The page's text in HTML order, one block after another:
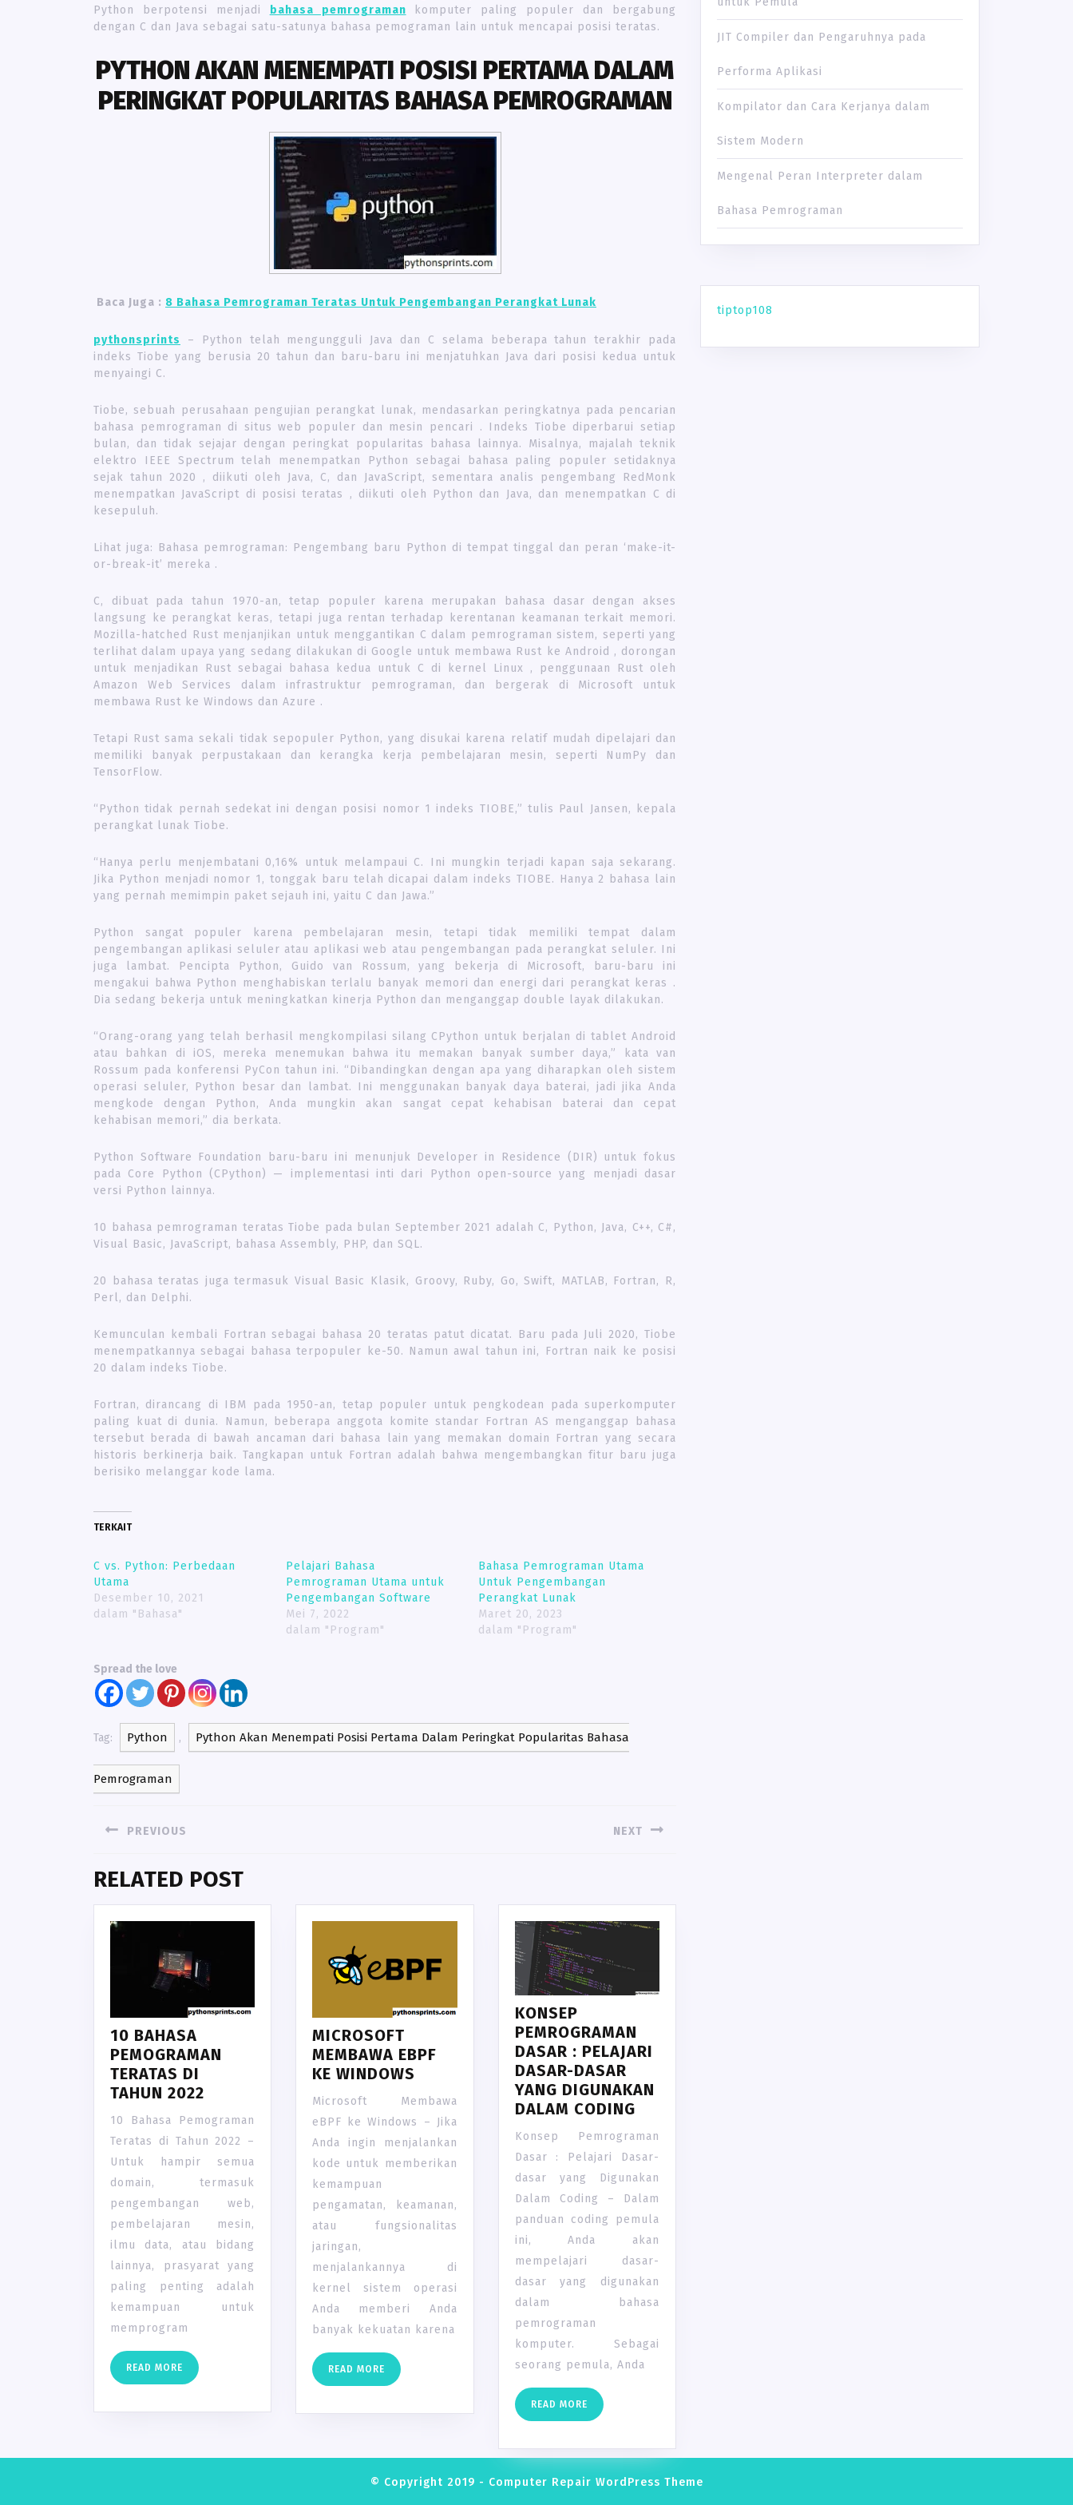
Python berpotensi menjadi bahasa pemrograman komputer paling populer dan bergabung
dengan C dan Java sebagai satu-satunya bahasa pemograman lain untuk mencapai posisi teratas.
PYTHON AKAN MENEMPATI POSISI PERTAMA DALAM
PERINGKAT POPULARITAS BAHASA PEMROGRAMAN
Baca Juga : 8 Bahasa Pemrograman Teratas Untuk Pengembangan Perangkat Lunak
pythonsprints
– Python telah mengungguli Java dan C selama beberapa tahun terakhir pada
indeks Tiobe yang berusia 20 tahun dan baru-baru ini menjatuhkan Java dari posisi kedua untuk
menyaingi C.
Tiobe, sebuah perusahaan pengujian perangkat lunak, mendasarkan peringkatnya pada pencarian
bahasa pemrograman di situs web populer dan mesin pencari . Indeks Tiobe diperbarui setiap
bulan, dan tidak sejajar dengan peringkat popularitas bahasa lainnya. Misalnya, majalah teknik
elektro IEEE Spectrum telah menempatkan Python sebagai bahasa paling populer setidaknya
sejak tahun 2020 , diikuti oleh Java, C, dan JavaScript, sementara analis pengembang RedMonk
menempatkan JavaScript di posisi teratas , diikuti oleh Python dan Java, dan menempatkan C di
kesepuluh.
Lihat juga: Bahasa pemrograman: Pengembang baru Python di tempat tinggal dan peran ‘make-it-
or-break-it’ mereka .
C, dibuat pada tahun 1970-an, tetap populer karena merupakan bahasa dasar dengan akses
langsung ke perangkat keras, tetapi juga rentan terhadap kerentanan keamanan terkait memori.
Mozilla-hatched Rust menjanjikan untuk menggantikan C dalam pemrograman sistem, seperti yang
terlihat dalam upaya yang sedang dilakukan di Google untuk membawa Rust ke Android , dorongan
untuk menjadikan Rust sebagai bahasa kedua untuk C di kernel Linux , penggunaan Rust oleh
Amazon Web Services dalam infrastruktur pemrograman, dan bergerak di Microsoft untuk
membawa Rust ke Windows dan Azure .
Tetapi Rust sama sekali tidak sepopuler Python, yang disukai karena relatif mudah dipelajari dan
memiliki banyak perpustakaan dan kerangka kerja pembelajaran mesin, seperti NumPy dan
TensorFlow.
“Python tidak pernah sedekat ini dengan posisi nomor 1 indeks TIOBE,” tulis Paul Jansen, kepala
perangkat lunak Tiobe.
“Hanya perlu menjembatani 0,16% untuk melampaui C. Ini mungkin terjadi kapan saja sekarang.
Jika Python menjadi nomor 1, tonggak baru telah dicapai dalam indeks TIOBE. Hanya 2 bahasa lain
yang pernah memimpin paket sejauh ini, yaitu C dan Jawa.”
Python sangat populer karena pembelajaran mesin, tetapi tidak memiliki tempat dalam
pengembangan aplikasi seluler atau aplikasi web atau pengembangan pada perangkat seluler. Ini
juga lambat. Pencipta Python, Guido van Rossum, yang bekerja di Microsoft, baru-baru ini
mengakui bahwa Python menghabiskan terlalu banyak memori dan energi dari perangkat keras .
Dia sedang bekerja untuk meningkatkan kinerja Python dan menganggap double layak dilakukan.
“Orang-orang yang telah berhasil mengkompilasi silang CPython untuk berjalan di tablet Android
atau bahkan di iOS, mereka menemukan bahwa itu memakan banyak sumber daya,” kata van
Rossum pada konferensi PyCon tahun ini. “Dibandingkan dengan apa yang diharapkan oleh sistem
operasi seluler, Python besar dan lambat. Ini menggunakan banyak daya baterai, jadi jika Anda
mengkode dengan Python, Anda mungkin akan sangat cepat kehabisan baterai dan cepat
kehabisan memori,” dia berkata.
Python Software Foundation baru-baru ini menunjuk Developer in Residence (DIR) untuk fokus
pada Core Python (CPython) — implementasi inti dari Python open-source yang menjadi dasar
versi Python lainnya.
10 bahasa pemrograman teratas Tiobe pada bulan September 2021 adalah C, Python, Java, C++, C#,
Visual Basic, JavaScript, bahasa Assembly, PHP, dan SQL.
20 bahasa teratas juga termasuk Visual Basic Klasik, Groovy, Ruby, Go, Swift, MATLAB, Fortran, R,
Perl, dan Delphi.
Kemunculan kembali Fortran sebagai bahasa 20 teratas patut dicatat. Baru pada Juli 2020, Tiobe
menempatkannya sebagai bahasa terpopuler ke-50. Namun awal tahun ini, Fortran naik ke posisi
20 dalam indeks Tiobe.
Fortran, dirancang di IBM pada 1950-an, tetap populer untuk pengkodean pada superkomputer
paling kuat di dunia. Namun, beberapa anggota komite standar Fortran AS menganggap bahasa
tersebut berada di bawah ancaman dari bahasa lain yang memakan domain Fortran yang secara
historis berkinerja baik. Tangkapan untuk Fortran adalah bahwa mengembangkan fitur baru juga
berisiko melanggar kode lama.
TERKAIT
C vs. Python: Perbedaan
Utama
Desember 10, 2021
dalam "Bahasa"
Pelajari Bahasa
Pemrograman Utama untuk
Pengembangan Software
Mei 7, 2022
dalam "Program"
Bahasa Pemrograman Utama
Untuk Pengembangan
Perangkat Lunak
Maret 20, 2023
dalam "Program"
Spread the love
Tag: Python , Python Akan Menempati Posisi Pertama Dalam Peringkat Popularitas Bahasa
Pemrograman
POSPREVIOUS
post:
NEXT
RELATED POST
10 BAHASA
PEMOGRAMAN
TERATAS DI
TAHUN 2022
10 Bahasa Pemograman
Teratas di Tahun 2022 –
Untuk hampir semua
domain, termasuk
pengembangan web,
pembelajaran mesin,
ilmu data, atau bidang
lainnya, prasyarat yang
paling penting adalah
kemampuan untuk
memprogram
READ MORE READ
MORE
MICROSOFT
MEMBAWA EBPF
KE WINDOWS
Microsoft Membawa
eBPF ke Windows – Jika
Anda ingin menjalankan
kode untuk memberikan
kemampuan
pengamatan, keamanan,
atau fungsionalitas
jaringan,
menjalankannya di
kernel sistem operasi
Anda memberi Anda
banyak kekuatan karena
READ MORE READ
MORE
KONSEP
PEMROGRAMAN
DASAR : PELAJARI
DASAR-DASAR
YANG DIGUNAKAN
DALAM CODING
Konsep Pemrograman
Dasar : Pelajari Dasar-
dasar yang Digunakan
Dalam Coding – Dalam
panduan coding pemula
ini, Anda akan
mempelajari dasar-
dasar yang digunakan
dalam bahasa
pemrograman
komputer. Sebagai
seorang pemula, Anda
READ MOREREAD
MORE
JIT Compiler dan Pengaruhnya pada
Performa Aplikasi
Kompilator dan Cara Kerjanya dalam
Sistem Modern
Mengenal Peran Interpreter dalam
Bahasa Pemrograman
tiptop108
© Copyright 2019 - Computer Repair WordPress Theme